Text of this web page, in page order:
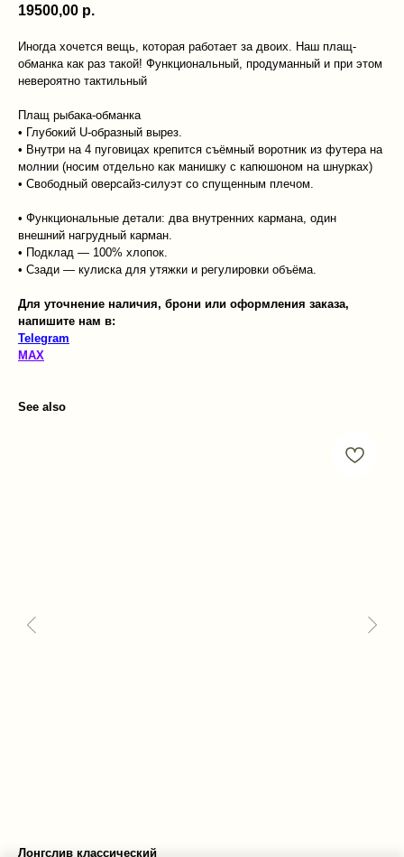
19500,00 р.
Иногда хочется вещь, которая работает за двоих. Наш плащ-
обманка как раз такой! Функциональный, продуманный и при этом
невероятно тактильный
Плащ рыбака-обманка
• Глубокий U-образный вырез.
• Внутри на 4 пуговицах крепится съёмный воротник из футера на
молнии (носим отдельно как манишку с капюшоном на шнурках)
• Свободный оверсайз-силуэт со спущенным плечом.
• Функциональные детали: два внутренних кармана, один
внешний нагрудный карман.
• Подклад — 100% хлопок.
• Сзади — кулиска для утяжки и регулировки объёма.
Для уточнение наличия, брони или оформления заказа,
напишите нам в:
Telegram
MAX
See also
Лонгслив классический